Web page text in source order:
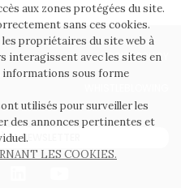
COOKIE POLICY
NEWSLETTER
aux zones protégées du site.
sans ces cookies.
propriétaires du site web à
interagissent avec les sites en
sous forme
utilisés pour surveiller les
des annonces pertinentes et
LES COOKIES.